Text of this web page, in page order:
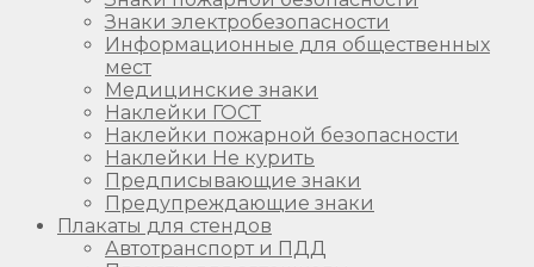
Знаки электробезопасности
Информационные для общественных
мест
Медицинские знаки
Наклейки ГОСТ
Наклейки пожарной безопасности
Наклейки Не курить
Предписывающие знаки
Предупреждающие знаки
Плакаты для стендов
Автотранспорт и ПДД